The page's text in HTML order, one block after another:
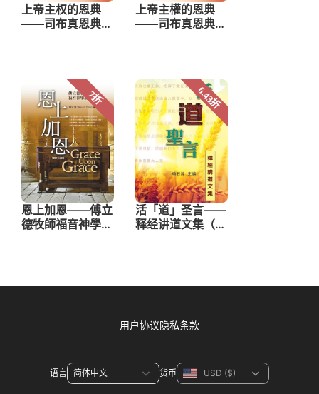
用户协议隐私条款
语言 货币